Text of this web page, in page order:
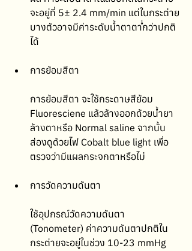
จะอยู่ที่ 5± 2.4 mm/min แต่ในกระต่าย
บางตัวอาจมีค่าระดับน้ำตาต่ำกว่าปกติ
ได้
การย้อมสีตา
การย้อมสีตา จะใช้กระดาษสีย้อม
Fluoresciene แล้วล้างออกด้วยน้ำยา
ล้างตาหรือ Normal saline จากนั้น
ส่องดูด้วยไฟ Cobalt blue light เพื่อ
ตรวจว่ามีแผลกระจกตาหรือไม่
การวัดความดันตา
ใช้อุปกรณ์วัดความดันตา
(Tonometer) ค่าความดันตาปกติใน
กระต่ายจะอยู่ในช่วง 10-23 mmHg